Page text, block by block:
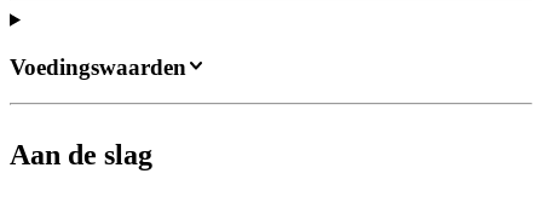
Aan de slag
Voedingswaarden